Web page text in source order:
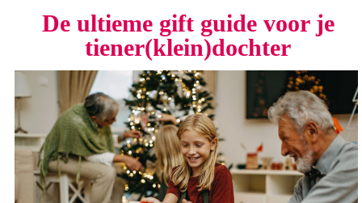
De ultieme gift guide voor je
tiener(klein)dochter